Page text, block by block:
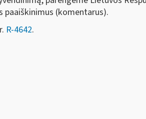
paaiškinimus (komentarus).
R-4642.